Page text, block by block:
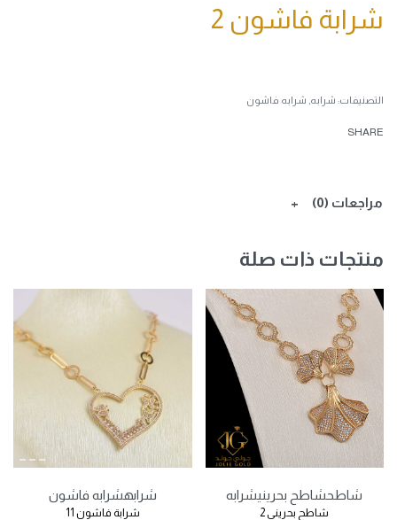
شرابة فاشون 2
التصنيفات: شرابه شرابه فاشون
SHARE
مراجعات (0)
منتجات ذات صلة
شاطحشاطح بحرينيشرابه
شاطح بحريني 2
شرابهشرابه فاشون
شرابة فاشون 11